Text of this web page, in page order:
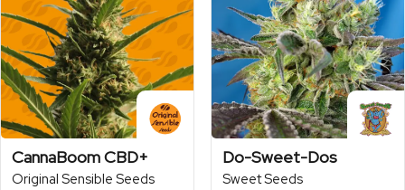
CannaBoom CBD+
Original Sensible Seeds
Do-Sweet-Dos
Sweet Seeds